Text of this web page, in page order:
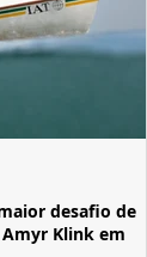
desafio de
Klink em